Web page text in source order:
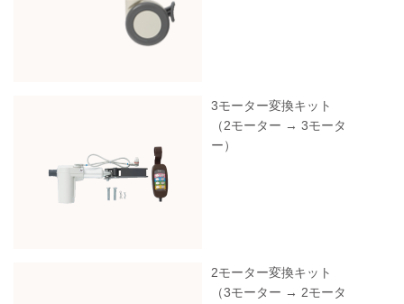
3モーター変換キット
（2モーター → 3モータ
ー）
2モーター変換キット
（3モーター → 2モータ